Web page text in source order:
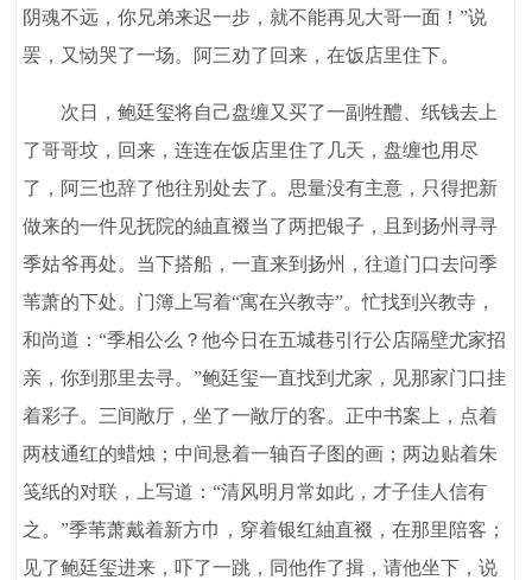
阴魂不远，你兄弟来迟一步，就不能再见大哥一面！”说
罢，又恸哭了一场。阿三劝了回来，在饭店里住下。
次日，鲍廷玺将自己盘缠又买了一副牲醴、纸钱去上
了哥哥坟，回来，连连在饭店里住了几天，盘缠也用尽
了，阿三也辞了他往别处去了。思量没有主意，只得把新
做来的一件见抚院的紬直裰当了两把银子，且到扬州寻寻
季姑爷再处。当下搭船，一直来到扬州，往道门口去问季
苇萧的下处。门簿上写着“寓在兴教寺”。忙找到兴教寺，
和尚道：“季相公么？他今日在五城巷引行公店隔壁尤家招
亲，你到那里去寻。”鲍廷玺一直找到尤家，见那家门口挂
着彩子。三间敞厅，坐了一敞厅的客。正中书案上，点着
两枝通红的蜡烛；中间悬着一轴百子图的画；两边贴着朱
笺纸的对联，上写道：“清风明月常如此，才子佳人信有
之。”季苇萧戴着新方巾，穿着银红紬直裰，在那里陪客；
见了鲍廷玺进来，吓了一跳，同他作了揖，请他坐下，说